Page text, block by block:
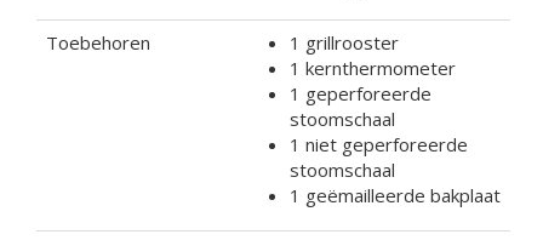
Toebehoren
1 grillrooster
1 kernthermometer
1 geperforeerde
stoomschaal
1 niet geperforeerde
stoomschaal
1 geëmailleerde bakplaat